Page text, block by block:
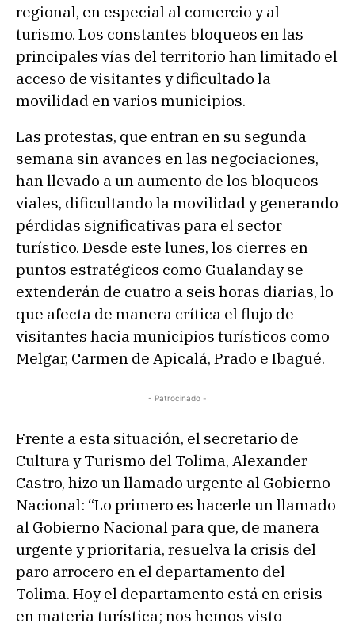
regional, en especial al comercio y al
turismo. Los constantes bloqueos en las
principales vías del territorio han limitado el
acceso de visitantes y dificultado la
movilidad en varios municipios.
Las protestas, que entran en su segunda
semana sin avances en las negociaciones,
han llevado a un aumento de los bloqueos
viales, dificultando la movilidad y generando
pérdidas significativas para el sector
turístico. Desde este lunes, los cierres en
puntos estratégicos como Gualanday se
extenderán de cuatro a seis horas diarias, lo
que afecta de manera crítica el flujo de
visitantes hacia municipios turísticos como
Melgar, Carmen de Apicalá, Prado e Ibagué.
- Patrocinado -
Frente a esta situación, el secretario de
Cultura y Turismo del Tolima, Alexander
Castro, hizo un llamado urgente al Gobierno
Nacional: “Lo primero es hacerle un llamado
al Gobierno Nacional para que, de manera
urgente y prioritaria, resuelva la crisis del
paro arrocero en el departamento del
Tolima. Hoy el departamento está en crisis
en materia turística; nos hemos visto